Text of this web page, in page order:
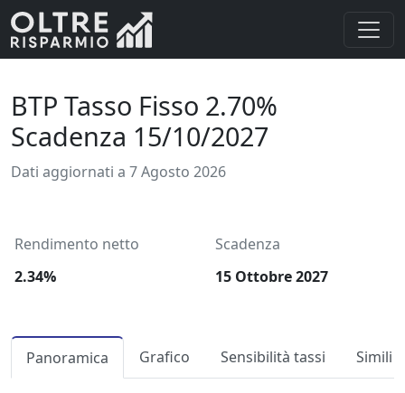
BTP Tasso Fisso 2.70%
Scadenza 15/10/2027
Dati aggiornati a 7 Agosto 2026
Rendimento netto
Scadenza
2.34%
15 Ottobre 2027
Panoramica Grafico Sensibilità tassi Simili